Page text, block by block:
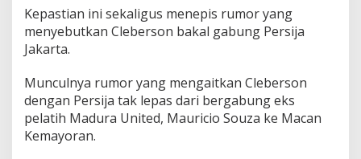
Kepastian ini sekaligus menepis rumor yang
menyebutkan Cleberson bakal gabung Persija
Jakarta.
Munculnya rumor yang mengaitkan Cleberson
dengan Persija tak lepas dari bergabung eks
pelatih Madura United, Mauricio Souza ke Macan
Kemayoran.